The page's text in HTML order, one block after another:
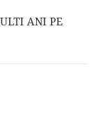
ANI PE